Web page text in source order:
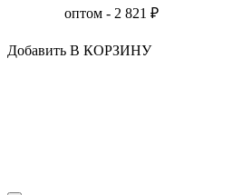
оптом - 2 821 ₽
Добавить В КОРЗИНУ